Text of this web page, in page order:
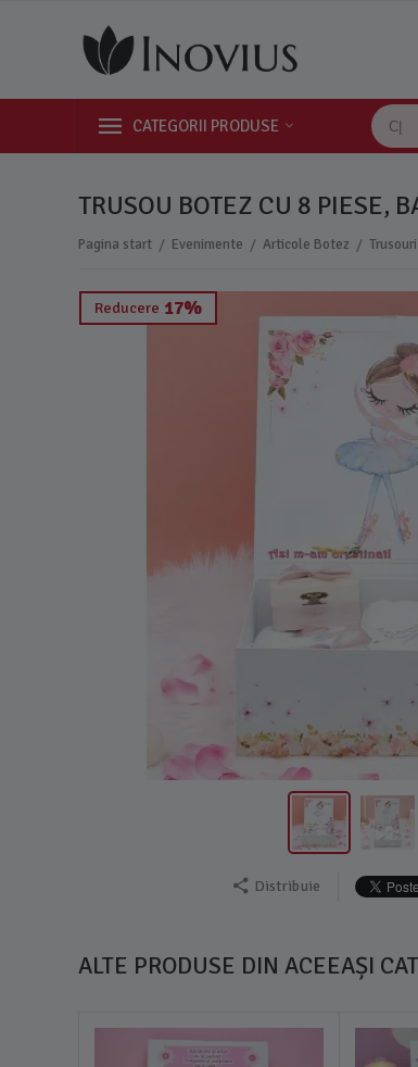
CATEGORII PRODUSE
TRUSOU BOTEZ CU 8 PIESE,
Pagina start / Evenimente / Articole Botez /
Reducere 17%
Distribuie
ALTE PRODUSE DIN ACEEAȘI